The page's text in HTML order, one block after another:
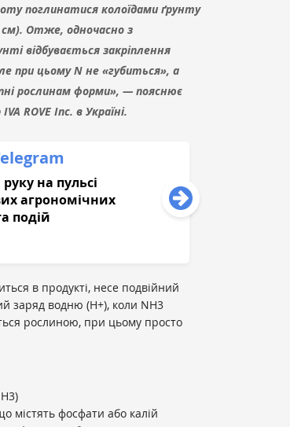
поглинатися колоїдами ґрунту
см). Отже, одночасно з
відбувається закріплення
при цьому N не «губиться», а
рослинам форми», — пояснює
ROVE Inc. в Україні.
на пульсі
агрономічних
подій
в продукті, несе подвійний
заряд водню (H+), коли NH3
рослиною, при цьому просто
3)
містять фосфати або калій